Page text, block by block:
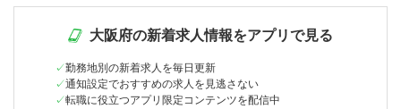
大阪府の新着求人情報をアプリで見る
勤務地別の新着求人を毎日更新
通知設定でおすすめの求人を見逃さない
転職に役立つアプリ限定コンテンツを配信中